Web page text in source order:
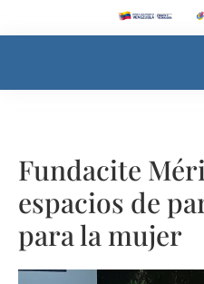
Fundacite
espacios de
para la mujer